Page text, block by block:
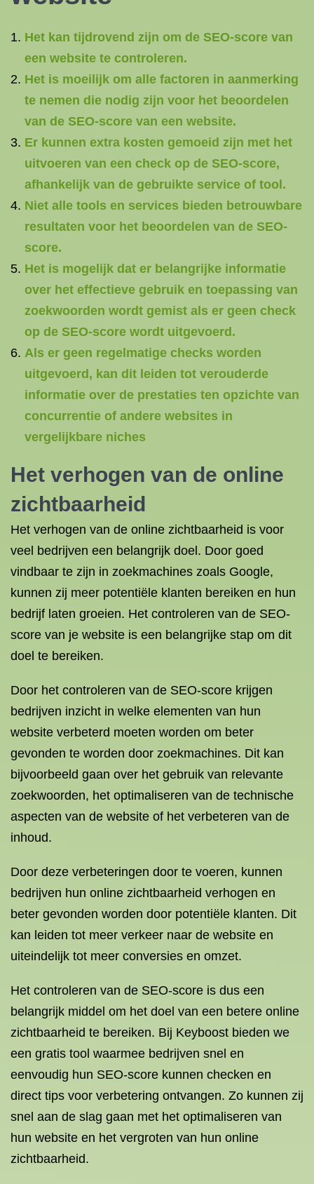
Het kan tijdrovend zijn om de SEO-score van
een website te controleren.
Het is moeilijk om alle factoren in aanmerking
te nemen die nodig zijn voor het beoordelen
van de SEO-score van een website.
Er kunnen extra kosten gemoeid zijn met het
uitvoeren van een check op de SEO-score,
afhankelijk van de gebruikte service of tool.
Niet alle tools en services bieden betrouwbare
resultaten voor het beoordelen van de SEO-
score.
Het is mogelijk dat er belangrijke informatie
over het effectieve gebruik en toepassing van
zoekwoorden wordt gemist als er geen check
op de SEO-score wordt uitgevoerd.
Als er geen regelmatige checks worden
uitgevoerd, kan dit leiden tot verouderde
informatie over de prestaties ten opzichte van
concurrentie of andere websites in
vergelijkbare niches
Het verhogen van de online
zichtbaarheid
Het verhogen van de online zichtbaarheid is voor
veel bedrijven een belangrijk doel. Door goed
vindbaar te zijn in zoekmachines zoals Google,
kunnen zij meer potentiële klanten bereiken en hun
bedrijf laten groeien. Het controleren van de SEO-
score van je website is een belangrijke stap om dit
doel te bereiken.
Door het controleren van de SEO-score krijgen
bedrijven inzicht in welke elementen van hun
website verbeterd moeten worden om beter
gevonden te worden door zoekmachines. Dit kan
bijvoorbeeld gaan over het gebruik van relevante
zoekwoorden, het optimaliseren van de technische
aspecten van de website of het verbeteren van de
inhoud.
Door deze verbeteringen door te voeren, kunnen
bedrijven hun online zichtbaarheid verhogen en
beter gevonden worden door potentiële klanten. Dit
kan leiden tot meer verkeer naar de website en
uiteindelijk tot meer conversies en omzet.
Het controleren van de SEO-score is dus een
belangrijk middel om het doel van een betere online
zichtbaarheid te bereiken. Bij Keyboost bieden we
een gratis tool waarmee bedrijven snel en
eenvoudig hun SEO-score kunnen checken en
direct tips voor verbetering ontvangen. Zo kunnen zij
snel aan de slag gaan met het optimaliseren van
hun website en het vergroten van hun online
zichtbaarheid.